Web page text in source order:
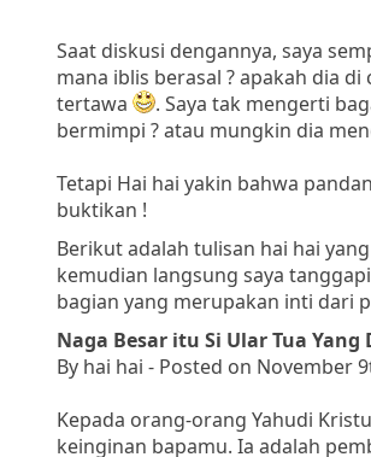
Saat diskusi dengannya, saya
mana iblis berasal ? apakah dia
tertawa
. Saya tak mengerti
bermimpi ? atau mungkin dia
Tetapi Hai hai yakin bahwa
buktikan !
Berikut adalah tulisan hai hai
kemudian langsung saya
bagian yang merupakan inti dari
Naga Besar itu Si Ular Tua
By hai hai - Posted on November
Kepada orang-orang Yahudi
keinginan bapamu. Ia adalah